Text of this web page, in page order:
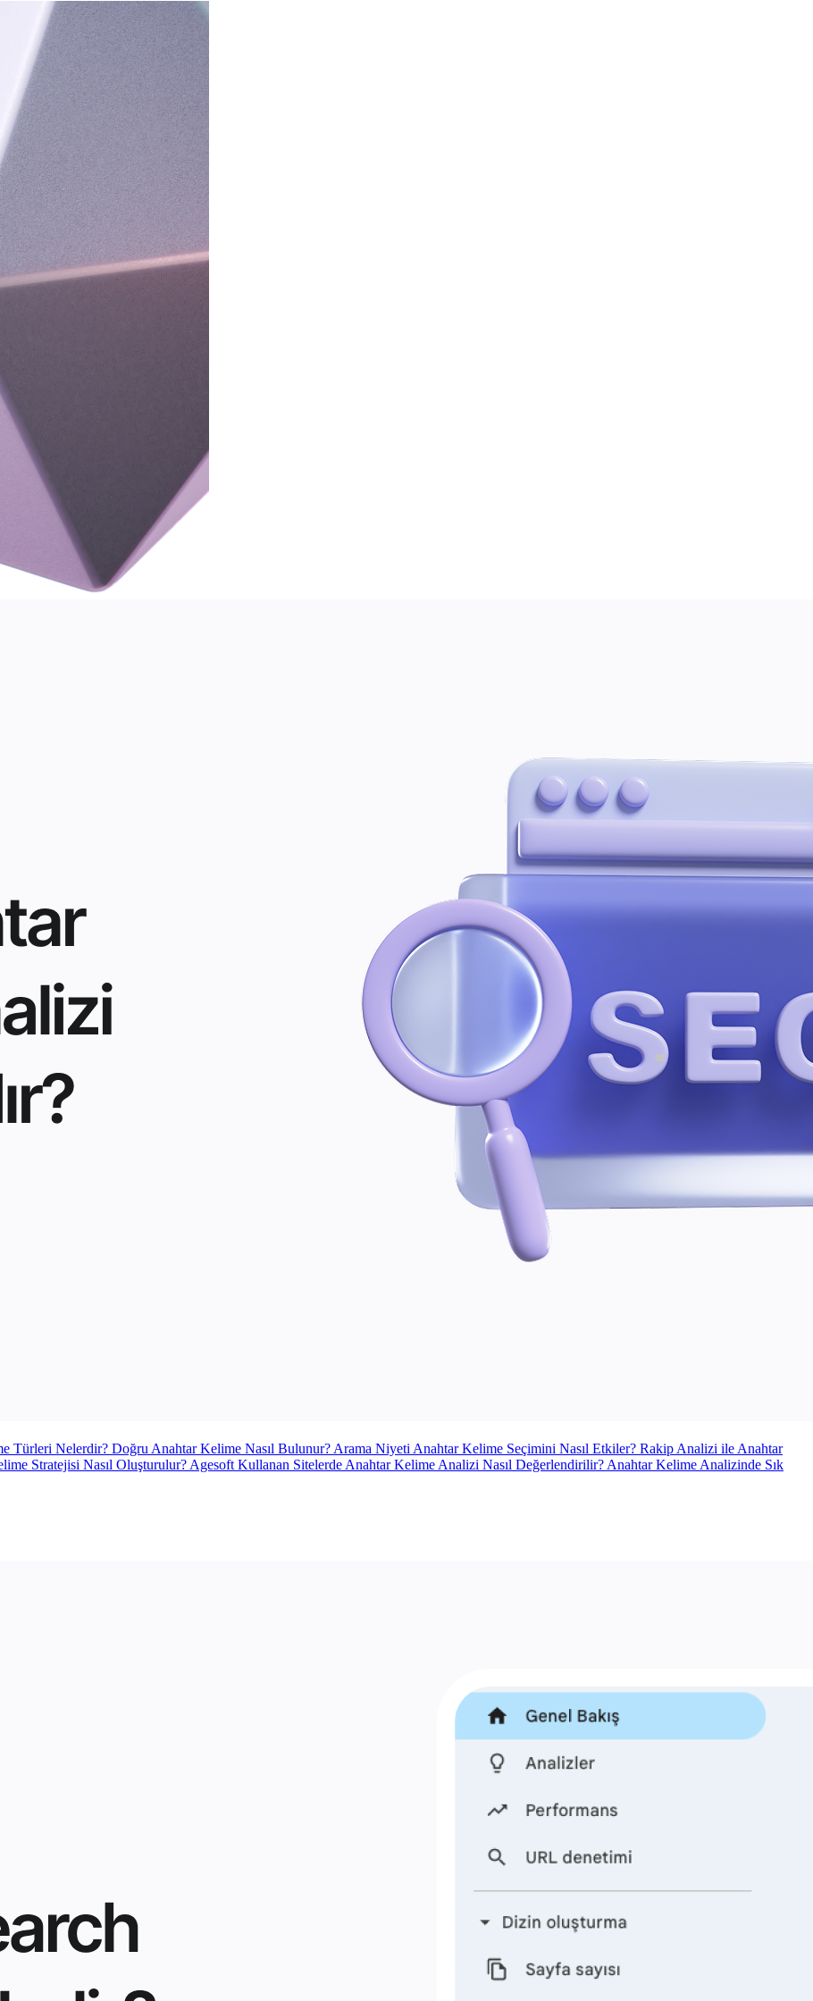
Nelerdir? Doğru Anahtar Kelime Nasıl Bulunur? Arama Niyeti Anahtar Kelime Seçimini Nasıl Etkiler? Rakip Analizi ile Anahtar
Stratejisi Nasıl Oluşturulur? Agesoft Kullanan Sitelerde Anahtar Kelime Analizi Nasıl Değerlendirilir? Anahtar Kelime Analizinde Sık